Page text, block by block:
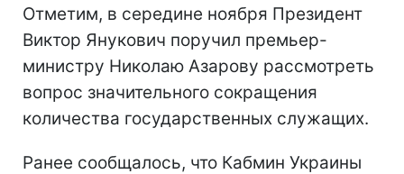
Отметим, в середине ноября Президент
Виктор Янукович поручил премьер-
министру Николаю Азарову рассмотреть
вопрос значительного сокращения
количества государственных служащих.
Ранее сообщалось, что Кабмин Украины